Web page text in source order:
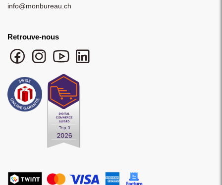
info@monbureau.ch
Retrouve-nous
Facebook monbureau
Instagram monbureau
YouTube monbureau